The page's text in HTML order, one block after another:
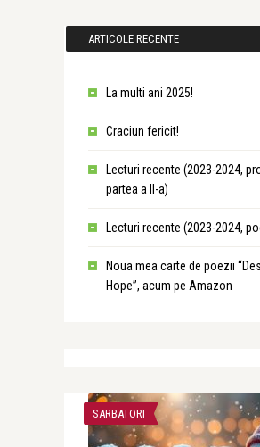
ARTICOLE RECENTE
La multi ani 2025!
Craciun fericit!
Lecturi recente (2023-2024,
partea a II-a)
Lecturi recente (2023-2024,
Noua mea carte de poezii
Hope”, acum pe Amazon
SARBATORI